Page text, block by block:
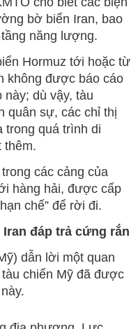
bờ biển Iran, bao
năng lượng.
Hormuz tới hoặc từ
không được báo cáo
này; dù vậy, tàu
quân sự, các chỉ thị
trong quá trình di
thêm.
các cảng của
hàng hải, được cấp
chế” để rời đi.
đáp trả cứng rắn
dẫn lời một quan
chiến Mỹ đã được